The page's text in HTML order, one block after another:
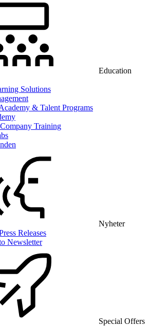
Education
Solutions
& Talent Programs
Training
Nyheter
Releases
Newsletter
Special Offers